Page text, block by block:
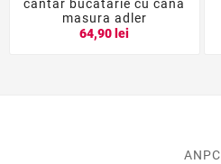
cantar bucatarie cu cana
masura adler
64,90 lei
ANPC